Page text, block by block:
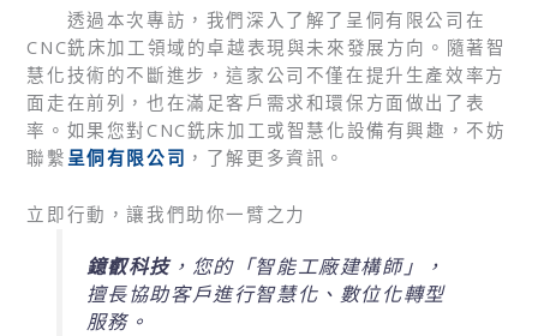
透過本次專訪，我們深入了解了呈侗有限公司在
CNC銑床加工領域的卓越表現與未來發展方向。隨著智
慧化技術的不斷進步，這家公司不僅在提升生產效率方
面走在前列，也在滿足客戶需求和環保方面做出了表
率。如果您對CNC銑床加工或智慧化設備有興趣，不妨
聯繫 呈侗有限公司 ，了解更多資訊。
立即行動，讓我們助你一臂之力
鐿叡科技，您的「智能工廠建構師」，
擅長協助客戶進行智慧化、數位化轉型
服務。